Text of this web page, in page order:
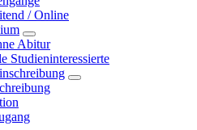
/ Online
Abitur
Studieninteressierte